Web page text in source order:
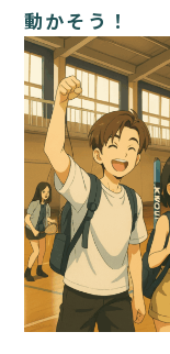
動かそう！